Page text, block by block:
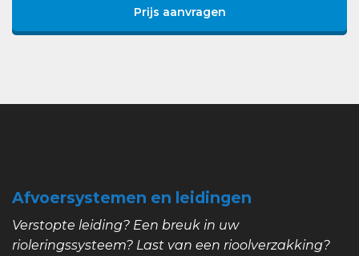
Prijs aanvragen
Afvoersystemen en leidingen
Verstopte leiding? Een breuk in uw
rioleringssysteem? Last van een rioolverzakking?